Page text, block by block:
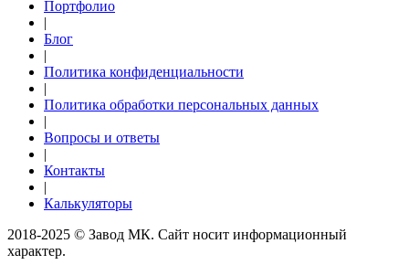
Портфолио
|
Блог
|
Политика конфиденциальности
|
Политика обработки персональных данных
|
Вопросы и ответы
|
Контакты
|
Калькуляторы
2018-2025 © Завод МК. Сайт носит информационный
характер.